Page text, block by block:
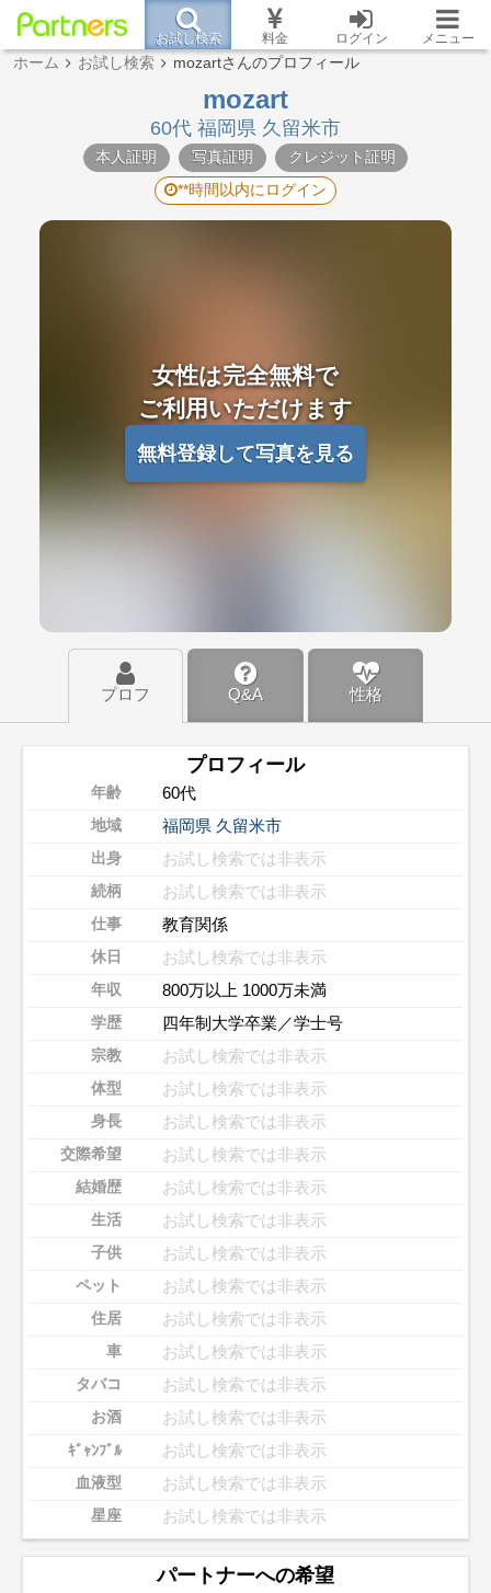
お試し検索 料金 ログイン メニュー
ホーム お試し検索 mozartさんのプロフィール
mozart
60代 福岡県 久留米市
本人証明 写真証明
クレジット証明
**時間以内にログイン
女性は完全無料で
ご利用いただけます
無料登録して写真を見る
プロフ Q&A 性格
プロフィール
年齢 60代
地域 福岡県 久留米市
出身 お試し検索では非表示
続柄 お試し検索では非表示
仕事 教育関係
休日 お試し検索では非表示
年収 800万以上 1000万未満
学歴 四年制大学卒業／学士号
宗教 お試し検索では非表示
体型 お試し検索では非表示
身長 お試し検索では非表示
交際希望 お試し検索では非表示
結婚歴 お試し検索では非表示
生活 お試し検索では非表示
子供 お試し検索では非表示
ペット お試し検索では非表示
住居 お試し検索では非表示
車 お試し検索では非表示
タバコ お試し検索では非表示
お酒 お試し検索では非表示
ｷﾞｬﾝﾌﾞﾙ お試し検索では非表示
血液型 お試し検索では非表示
星座 お試し検索では非表示
パートナーへの希望